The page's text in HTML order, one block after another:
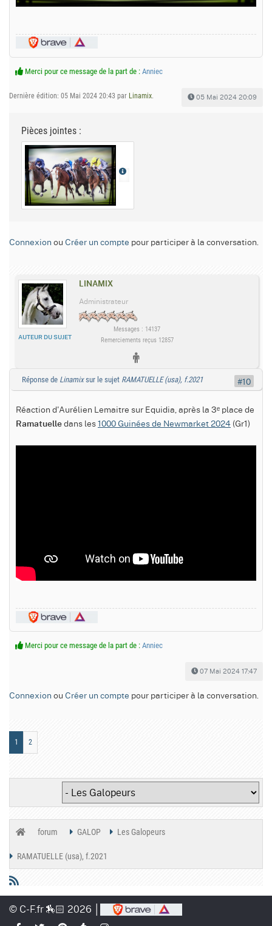
Merci pour ce message de la part de : Anniec
Dernière édition: 05 Mai 2024 20:43 par Linamix. 05 Mai 2024 20:09
Pièces jointes :
Connexion ou Créer un compte pour participer à la conversation.
LINAMIX
AUTEUR DU SUJET
Administrateur
Messages : 14137
Remerciements reçus 12857
Réponse de Linamixsur le sujet RAMATUELLE (usa), f.2021
Réaction d'Aurélien Lemaitre sur Equidia, après la 3ᵉ place de
Ramatuelle dans les1000 Guinées de Newmarket 2024 (Gr1)
Merci pour ce message de la part de : Anniec
07 Mai 2024 17:47
#10
Connexion ou Créer un compte pour participer à la conversation.
1 2
forum GALOP Les Galopeurs
RAMATUELLE (usa), f.2021
© C-F.fr 🏇🏻 2026 │